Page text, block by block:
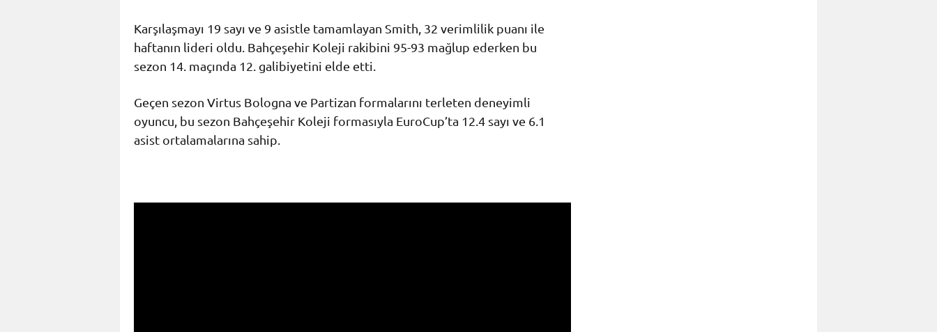
Karşılaşmayı 19 sayı ve 9 asistle tamamlayan Smith, 32 verimlilik puanı ile
haftanın lideri oldu. Bahçeşehir Koleji rakibini 95-93 mağlup ederken bu
sezon 14. maçında 12. galibiyetini elde etti.
Geçen sezon Virtus Bologna ve Partizan formalarını terleten deneyimli
oyuncu, bu sezon Bahçeşehir Koleji formasıyla EuroCup’ta 12.4 sayı ve 6.1
asist ortalamalarına sahip.